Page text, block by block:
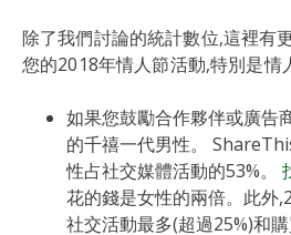
除了我們討論的統計數位,這裡有
您的2018年情人節活動,特別是情
如果您鼓勵合作夥伴或廣告
的千禧一代男性。
性占社交媒體活動的53%。
花的錢是女性的兩倍。此外
社交活動最多(超過25%)和購